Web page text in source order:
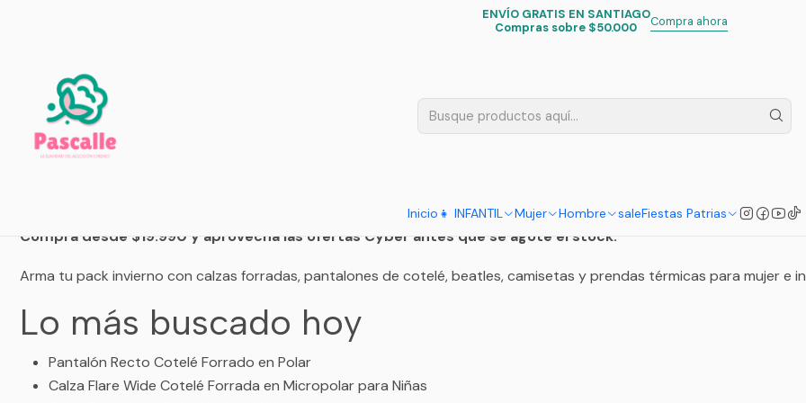
Inicio 👧 INFANTIL Mujer Hombre saleFiestas Patrias
ENVÍO GRATIS EN SANTIAGO
Compras sobre $50.000
Compra ahora
Inicio Últimas horas Cyber Pascalle
Compra desde $19.990 y aprovecha las ofertas Cyber antes que se agote el stock.
Arma tu pack invierno con calzas forradas, pantalones de cotelé, beatles, camisetas y prendas térmicas para mujer e
Lo más buscado hoy
Pantalón Recto Cotelé Forrado en Polar
Calza Flare Wide Cotelé Forrada en Micropolar para Niñas